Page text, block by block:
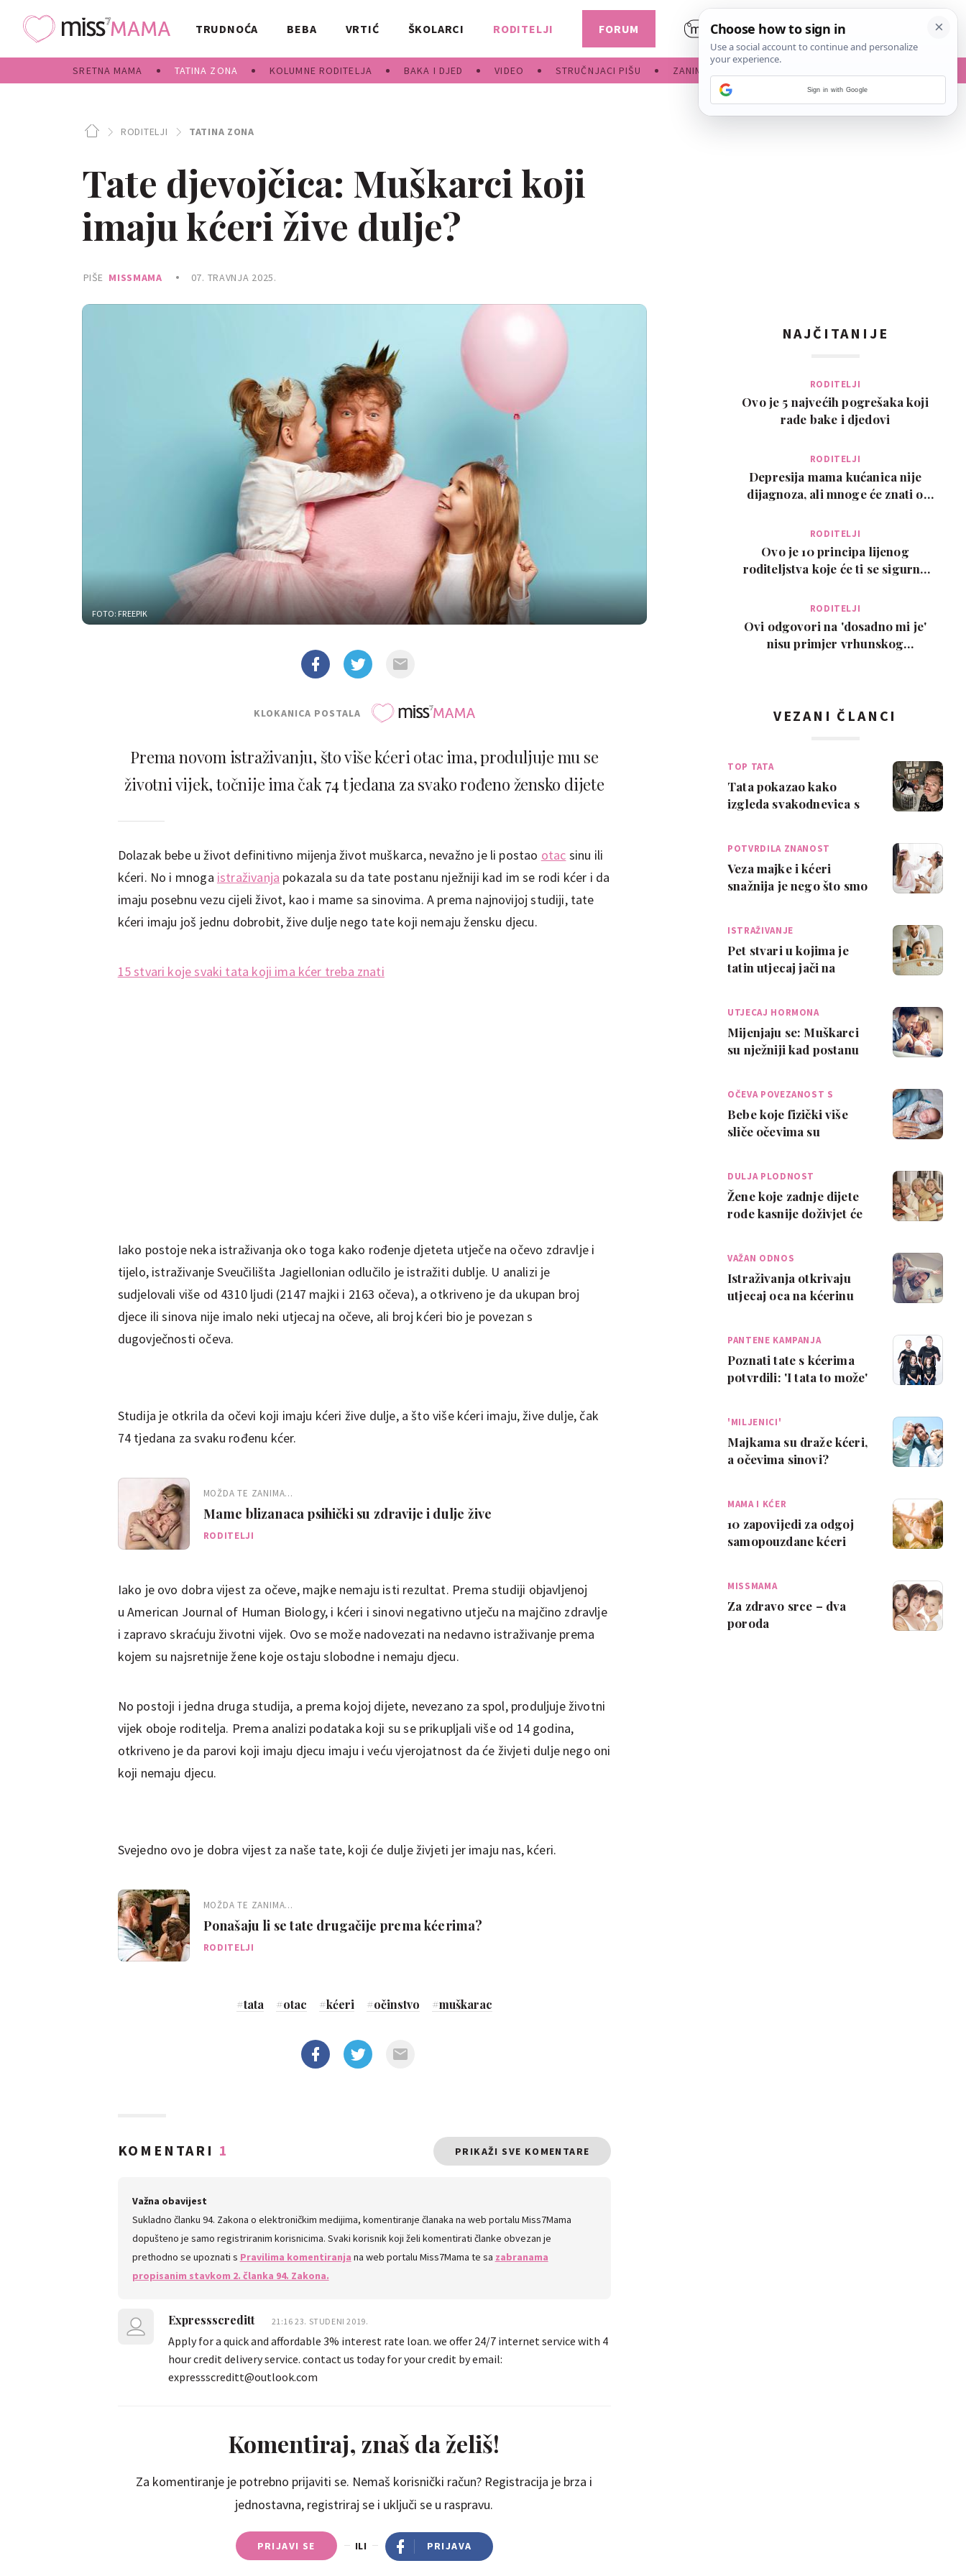
TRUDNOĆA BEBA VRTIĆ ŠKOLARCI RODITELJI
SRETNA MAMA TATINA ZONA KOLUMNE RODITELJA BAKA I DJED VIDEO STRUČNJACI PIŠU ZANIMLJIVOSTI
FORUM
RODITELJI TATINA ZONA
Tate djevojčica: Muškarci koji
imaju kćeri žive dulje?
PIŠE MISSMAMA 07. TRAVNJA 2025.
FOTO: FREEPIK
KLOKANICA POSTALA
Prema novom istraživanju, što više kćeri otac ima, produljuje mu se
životni vijek, točnije ima čak 74 tjedana za svako rođeno žensko dijete
Dolazak bebe u život definitivno mijenja život muškarca, nevažno je li postao otac sinu ili
kćeri. No i mnoga istraživanja pokazala su da tate postanu nježniji kad im se rodi kćer i da
imaju posebnu vezu cijeli život, kao i mame sa sinovima. A prema najnovijoj studiji, tate
kćeri imaju još jednu dobrobit, žive dulje nego tate koji nemaju žensku djecu.
15 stvari koje svaki tata koji ima kćer treba znati
Iako postoje neka istraživanja oko toga kako rođenje djeteta utječe na očevo zdravlje i
tijelo, istraživanje Sveučilišta Jagiellonian odlučilo je istražiti dublje. U analizi je
sudjelovali više od 4310 ljudi (2147 majki i 2163 očeva), a otkriveno je da ukupan broj
djece ili sinova nije imalo neki utjecaj na očeve, ali broj kćeri bio je povezan s
dugovječnosti očeva.
Studija je otkrila da očevi koji imaju kćeri žive dulje, a što više kćeri imaju, žive dulje, čak
74 tjedana za svaku rođenu kćer.
MOŽDA TE ZANIMA...
Mame blizanaca psihički su zdravije i dulje žive
RODITELJI
Iako je ovo dobra vijest za očeve, majke nemaju isti rezultat. Prema studiji objavljenoj
u American Journal of Human Biology, i kćeri i sinovi negativno utječu na majčino zdravlje
i zapravo skraćuju životni vijek. Ovo se može nadovezati na nedavno istraživanje prema
kojem su najsretnije žene koje ostaju slobodne i nemaju djecu.
No postoji i jedna druga studija, a prema kojoj dijete, nevezano za spol, produljuje životni
vijek oboje roditelja. Prema analizi podataka koji su se prikupljali više od 14 godina,
otkriveno je da parovi koji imaju djecu imaju i veću vjerojatnost da će živjeti dulje nego oni
koji nemaju djecu.
Svejedno ovo je dobra vijest za naše tate, koji će dulje živjeti jer imaju nas, kćeri.
MOŽDA TE ZANIMA...
Ponašaju li se tate drugačije prema kćerima?
RODITELJI
#tata #otac #kćeri #očinstvo #muškarac
KOMENTARI 1 PRIKAŽI SVE KOMENTARE
Važna obavijest
Sukladno članku 94. Zakona o elektroničkim medijima, komentiranje članaka na web portalu Miss7Mama
dopušteno je samo registriranim korisnicima. Svaki korisnik koji želi komentirati članke obvezan je
prethodno se upoznati s Pravilima komentiranja na web portalu Miss7Mama te sa zabranama
propisanim stavkom 2. članka 94. Zakona.
Expressscreditt 21:16 23. STUDENI 2019.
Apply for a quick and affordable 3% interest rate loan. we offer 24/7 internet service with 4
hour credit delivery service. contact us today for your credit by email:
expressscreditt@outlook.com
Komentiraj, znaš da želiš!
Za komentiranje je potrebno prijaviti se. Nemaš korisnički račun? Registracija je brza i
jednostavna, registriraj se i uključi se u raspravu.
PRIJAVI SE ILI PRIJAVA
NAJČITANIJE
RODITELJI
Ovo je 5 najvećih pogrešaka koji
rade bake i djedovi
RODITELJI
Depresija mama kućanica nije
dijagnoza, ali mnoge će znati o
RODITELJI
Ovo je 10 principa lijenog
roditeljstva koje će ti se sigurno
RODITELJI
Ovi odgovori na 'dosadno mi je'
nisu primjer vrhunskog
VEZANI ČLANCI
TOP TATA
Tata pokazao kako
izgleda svakodnevica s
POTVRDILA ZNANOST
Veza majke i kćeri
snažnija je nego što smo
ISTRAŽIVANJE
Pet stvari u kojima je
tatin utjecaj jači na
UTJECAJ HORMONA
Mijenjaju se: Muškarci
su nježniji kad postanu
OČEVA POVEZANOST S
Bebe koje fizički više
sliče očevima su
DULJA PLODNOST
Žene koje zadnje dijete
rode kasnije doživjet će
VAŽAN ODNOS
Istraživanja otkrivaju
utjecaj oca na kćerinu
PANTENE KAMPANJA
Poznati tate s kćerima
potvrdili: 'I tata to može'
'MILJENICI'
Majkama su draže kćeri,
a očevima sinovi?
MAMA I KĆER
10 zapovijedi za odgoj
samopouzdane kćeri
MISSMAMA
Za zdravo srce – dva
poroda
Sign in with Google